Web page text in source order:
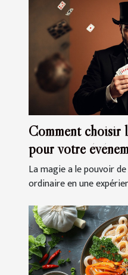
Comment choisir
pour votre
La magie a le pouvoir
ordinaire en une